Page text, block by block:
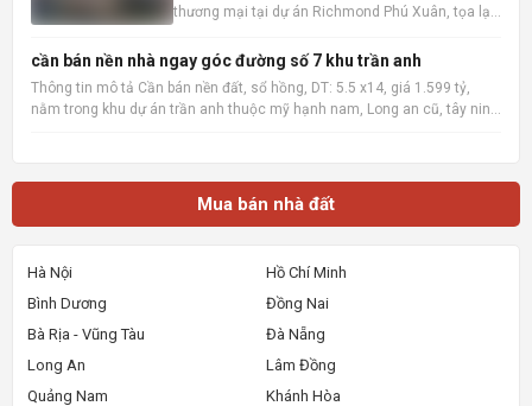
thương mại tại dự án Richmond Phú Xuân, tọa lạc
đối diện Chợ Cống Mới, TP Huế. Với mức booking
chỉ từ 50 triệu đồng/vị trí, quý khách hàng sẽ nhận
trọn vẹn nhữn
cần bán nền nhà ngay góc đường số 7 khu trần anh
Thông tin mô tả Cần bán nền đất, sổ hồng, DT: 5.5 x14, giá 1.599 tỷ,
nằm trong khu dự án trần anh thuộc mỹ hạnh nam, Long an cũ, tây ninh
Mua bán nhà đất
Hà Nội
Hồ Chí Minh
Bình Dương
Đồng Nai
Bà Rịa - Vũng Tàu
Đà Nẵng
Long An
Lâm Đồng
Quảng Nam
Khánh Hòa